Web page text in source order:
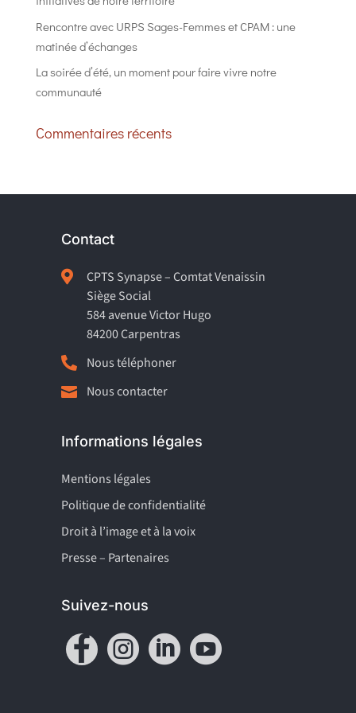
Rencontre avec URPS Sages-Femmes et CPAM : une
matinée d’échanges
La soirée d’été, un moment pour faire vivre notre
communauté
Commentaires récents
Contact

CPTS Synapse – Comtat Venaissin
Siège Social
584 avenue Victor Hugo
84200 Carpentras
 Nous téléphoner
 Nous contacter
Informations légales
Mentions légales
Politique de confidentialité
Droit à l’image et à la voix
Presse – Partenaires
Suivez-nous
   